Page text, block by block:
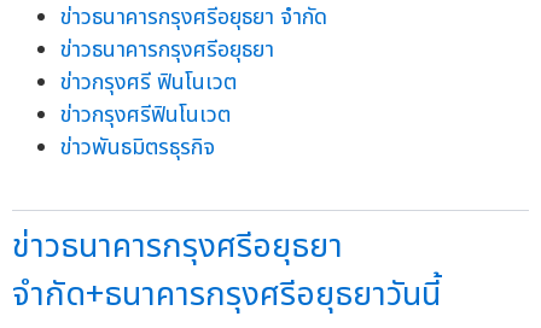
ข่าวธนาคารกรุงศรีอยุธยา จำกัด
ข่าวธนาคารกรุงศรีอยุธยา
ข่าวกรุงศรี ฟินโนเวต
ข่าวกรุงศรีฟินโนเวต
ข่าวพันธมิตรธุรกิจ
ข่าวธนาคารกรุงศรีอยุธยา
จำกัด+ธนาคารกรุงศรีอยุธยาวันนี้